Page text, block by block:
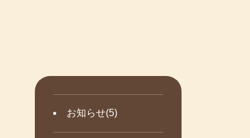
お知らせ(5)